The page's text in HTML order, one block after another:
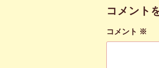
コメント
コメント ※